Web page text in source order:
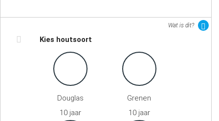
Wat is dit?
Kies houtsoort
Douglas
10 jaar
Grenen
10 jaar